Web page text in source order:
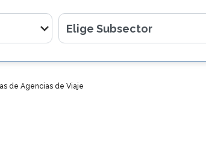
de Agencias de Viaje